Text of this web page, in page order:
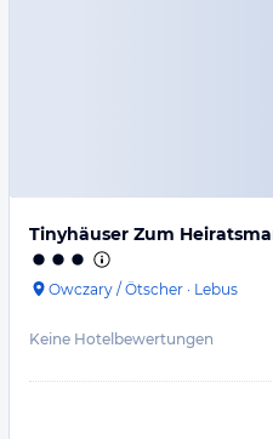
Tinyhäuser Zum
Owczary / Ötscher · Lebus
Keine Hotelbewertungen